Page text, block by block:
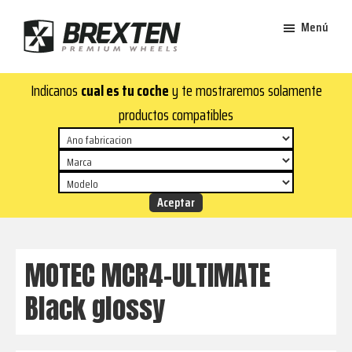
contenido
principal
de
página
Brexten
aluminio
premium
¡En
Brexten.com
encontrarás
aluminio
top!
y
estilo
para
Menú
Indicanos cual es tu cochey te mostraremos solamente
productos compatibles
MOTEC MCR4-ULTIMATE
Black glossy